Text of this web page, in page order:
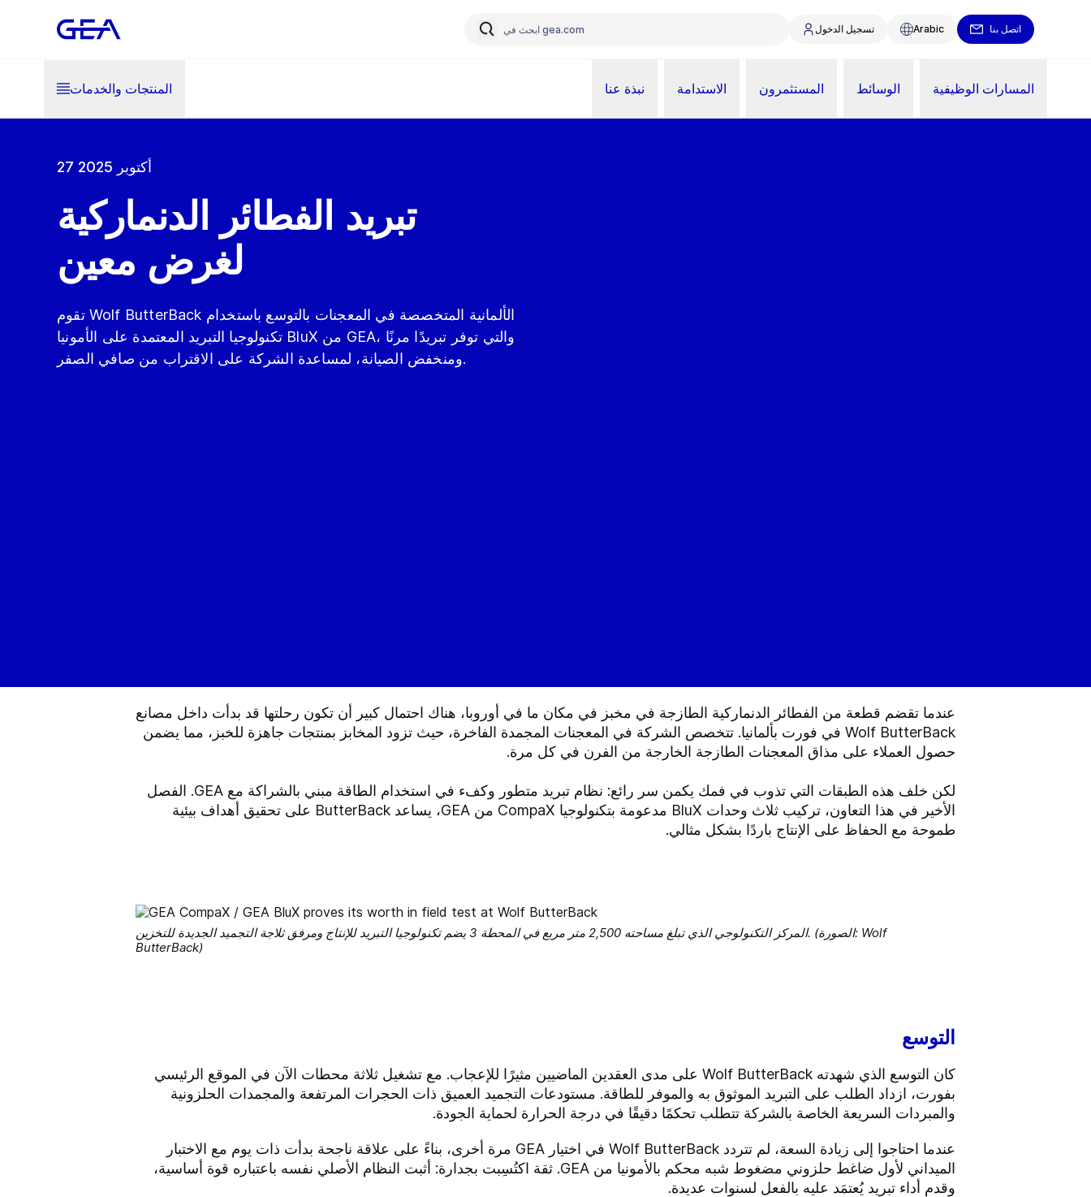
تسجيل الدخول Arabic اتصل بنا
المنتجات والخدمات نبذة عنا الاستدامة المستثمرون الوسائط المسارات الوظيفية
27 أكتوبر 2025
تبريد الفطائر الدنماركية
لغرض معين
تقوم Wolf ButterBack الألمانية المتخصصة في المعجنات بالتوسع باستخدام
تكنولوجيا التبريد المعتمدة على الأمونيا BluX من GEA، والتي توفر تبريدًا مرنًا
ومنخفض الصيانة، لمساعدة الشركة على الاقتراب من صافي الصفر.
عندما تقضم قطعة من الفطائر الدنماركية الطازجة في مخبز في مكان ما في أوروبا، هناك احتمال كبير أن تكون رحلتها قد بدأت داخل مصانع
Wolf ButterBack في فورت بألمانيا. تتخصص الشركة في المعجنات المجمدة الفاخرة، حيث تزود المخابز بمنتجات جاهزة للخبز، مما يضمن
حصول العملاء على مذاق المعجنات الطازجة الخارجة من الفرن في كل مرة.
لكن خلف هذه الطبقات التي تذوب في فمك يكمن سر رائع: نظام تبريد متطور وكفء في استخدام الطاقة مبني بالشراكة مع GEA. الفصل
الأخير في هذا التعاون، تركيب ثلاث وحدات BluX مدعومة بتكنولوجيا CompaX من GEA، يساعد ButterBack على تحقيق أهداف بيئية
طموحة مع الحفاظ على الإنتاج باردًا بشكل مثالي.
المركز التكنولوجي الذي تبلغ مساحته 2,500 متر مربع في المحطة 3 يضم تكنولوجيا التبريد للإنتاج ومرفق ثلاجة التجميد الجديدة للتخزين. (الصورة: Wolf
ButterBack)
التوسع
كان التوسع الذي شهدته Wolf ButterBack على مدى العقدين الماضيين مثيرًا للإعجاب. مع تشغيل ثلاثة محطات الآن في الموقع الرئيسي
بفورت، ازداد الطلب على التبريد الموثوق به والموفر للطاقة. مستودعات التجميد العميق ذات الحجرات المرتفعة والمجمدات الحلزونية
والمبردات السريعة الخاصة بالشركة تتطلب تحكمًا دقيقًا في درجة الحرارة لحماية الجودة.
عندما احتاجوا إلى زيادة السعة، لم تتردد Wolf ButterBack في اختيار GEA مرة أخرى، بناءً على علاقة ناجحة بدأت ذات يوم مع الاختبار
الميداني لأول ضاغط حلزوني مضغوط شبه محكم بالأمونيا من GEA. ثقة اكتُسِبت بجدارة: أثبت النظام الأصلي نفسه باعتباره قوة أساسية،
وقدم أداء تبريد يُعتمَد عليه بالفعل لسنوات عديدة.